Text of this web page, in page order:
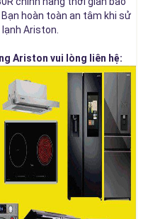
hoàn toàn an tâm khi sử
Ariston.
Ariston vui lòng liên hệ: